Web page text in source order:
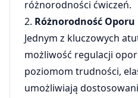
różnorodności ćwiczeń.
2. Różnorodność Oporu
Jednym z kluczowych
możliwość regulacji
poziomom trudności,
umożliwiają